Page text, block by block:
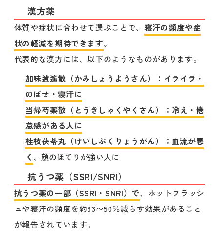
漢方薬
体質や症状に合わせて選ぶことで、 寝汗の頻度や症
状の軽減を期待できます。
代表的な漢方には、以下のようなものがあります。
加味逍遙散（かみしょうようさん）：イライラ・
のぼせ・寝汗に
当帰芍薬散（とうきしゃくやくさん）：冷え・倦
怠感がある人に
桂枝茯苓丸（けいしぶくりょうがん）：血流が悪
く 、顔のほてりが強い人に
抗うつ薬（SSRI/SNRI）
抗うつ薬の一部（SSRI・SNRI）で、ホットフラッシ
ュや寝汗の頻度を約33〜50％減らす効果があること
が報告されています。